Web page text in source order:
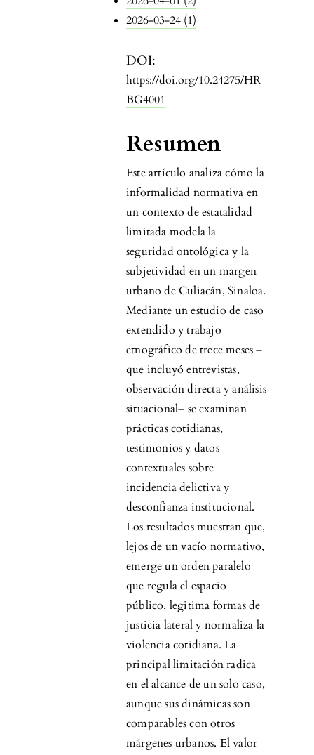
DOI:
https://doi.org/10.24275/HR
BG4001
2026-03-24 (1)
Resumen
Este artículo analiza cómo la
informalidad normativa en
un contexto de estatalidad
limitada modela la
seguridad ontológica y la
subjetividad en un margen
urbano de Culiacán, Sinaloa.
Mediante un estudio de caso
extendido y trabajo
etnográfico de trece meses –
que incluyó entrevistas,
observación directa y análisis
situacional– se examinan
prácticas cotidianas,
testimonios y datos
contextuales sobre
incidencia delictiva y
desconfianza institucional.
Los resultados muestran que,
lejos de un vacío normativo,
emerge un orden paralelo
que regula el espacio
público, legitima formas de
justicia lateral y normaliza la
violencia cotidiana. La
principal limitación radica
en el alcance de un solo caso,
aunque sus dinámicas son
comparables con otros
márgenes urbanos. El valor